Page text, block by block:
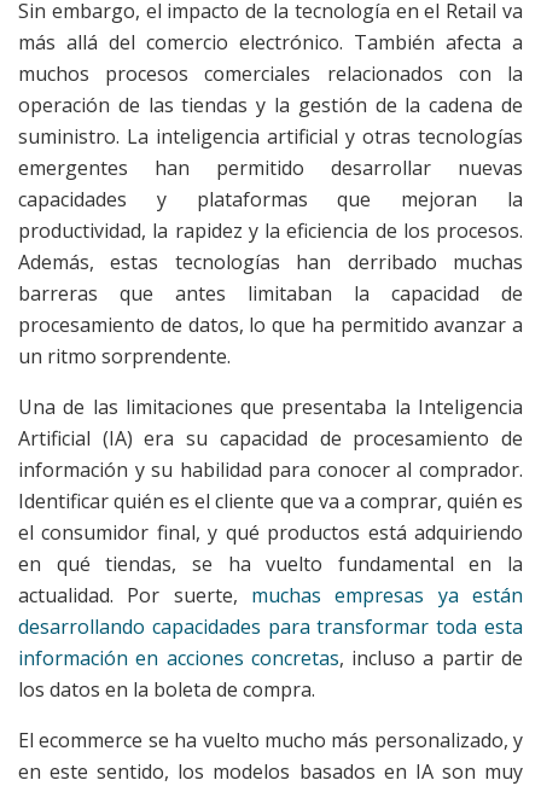
Sin embargo, el impacto de la tecnología en el Retail va
más allá del comercio electrónico. También afecta a
muchos procesos comerciales relacionados con la
operación de las tiendas y la gestión de la cadena de
suministro. La inteligencia artificial y otras tecnologías
emergentes han permitido desarrollar nuevas
capacidades y plataformas que mejoran la
productividad, la rapidez y la eficiencia de los procesos.
Además, estas tecnologías han derribado muchas
barreras que antes limitaban la capacidad de
procesamiento de datos, lo que ha permitido avanzar a
un ritmo sorprendente.
Una de las limitaciones que presentaba la Inteligencia
Artificial (IA) era su capacidad de procesamiento de
información y su habilidad para conocer al comprador.
Identificar quién es el cliente que va a comprar, quién es
el consumidor final, y qué productos está adquiriendo
en qué tiendas, se ha vuelto fundamental en la
actualidad. Por suerte, muchas empresas ya están
desarrollando capacidades para transformar toda esta
información en acciones concretas, incluso a partir de
los datos en la boleta de compra.
El ecommerce se ha vuelto mucho más personalizado, y
en este sentido, los modelos basados en IA son muy